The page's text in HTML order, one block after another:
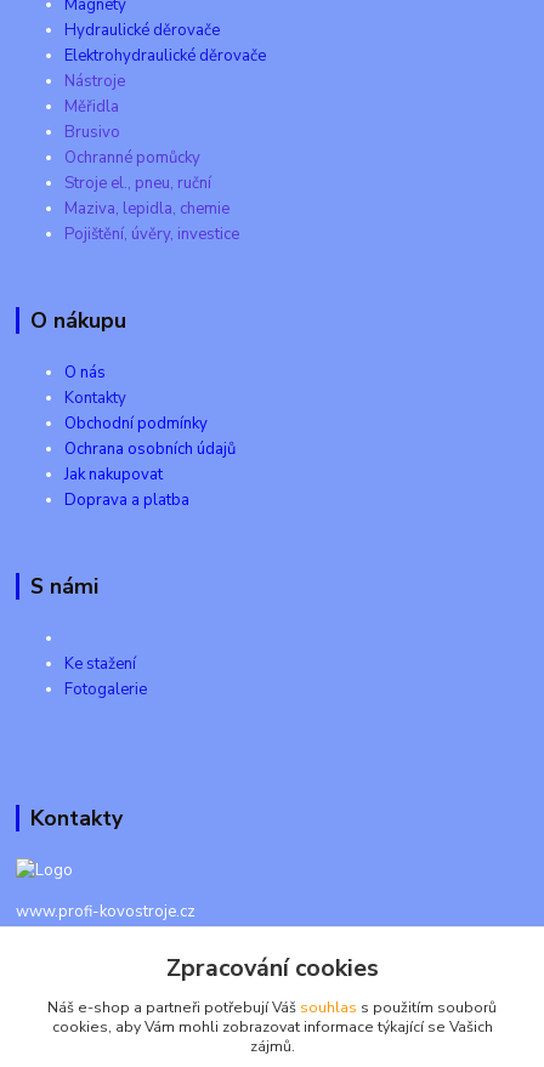
Magnety
Hydraulické děrovače
Elektrohydraulické děrovače
Nástroje
Měřidla
Brusivo
Ochranné pomůcky
Stroje el., pneu, ruční
Maziva, lepidla, chemie
Pojištění, úvěry, investice
O nákupu
O nás
Kontakty
Obchodní podmínky
Ochrana osobních údajů
Jak nakupovat
Doprava a platba
S námi
Ke stažení
Fotogalerie
Kontakty
www.profi-kovostroje.cz
+420 605 017 866
Každý den 8 - 20 hod - SMS kdykoliv
Zpracování cookies
Náš e-shop a partneři potřebují Váš souhlas s použitím souborů
cookies, aby Vám mohli zobrazovat informace týkající se Vašich
zájmů.